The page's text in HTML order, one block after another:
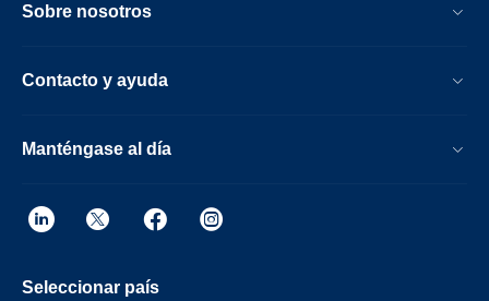
Sobre nosotros
Contacto y ayuda
Manténgase al día
Seleccionar país